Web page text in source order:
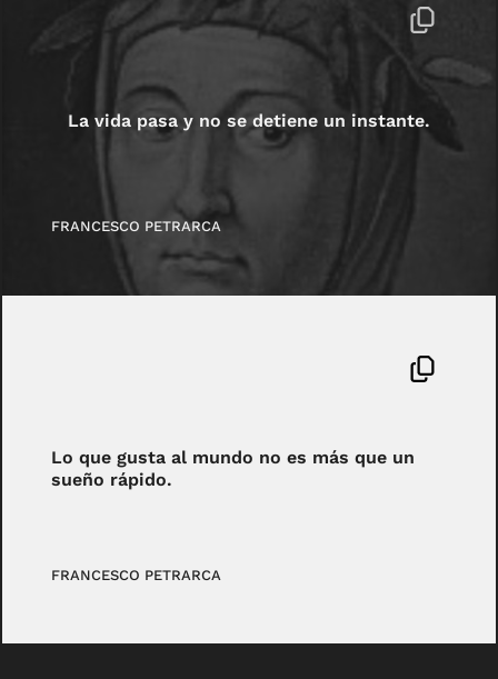
La vida pasa y no se detiene un instante.
FRANCESCO PETRARCA
Lo que gusta al mundo no es más que un
sueño rápido.
FRANCESCO PETRARCA